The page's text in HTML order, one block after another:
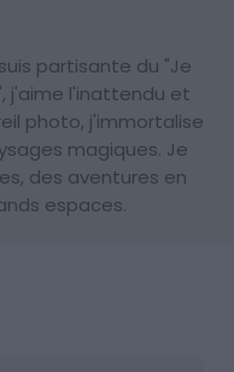
partisante du "Je
j'aime l'inattendu et
photo, j'immortalise
magiques. Je
des aventures en
espaces.